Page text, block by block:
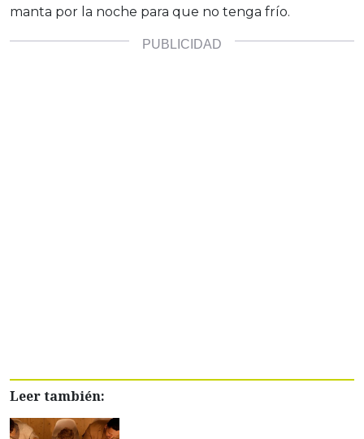
manta por la noche para que no tenga frío.
Leer también: